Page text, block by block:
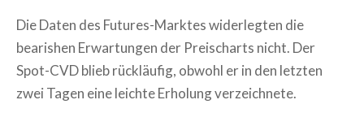
Die Daten des Futures-Marktes widerlegten die
bearishen Erwartungen der Preischarts nicht. Der
Spot-CVD blieb rückläufig, obwohl er in den letzten
zwei Tagen eine leichte Erholung verzeichnete.